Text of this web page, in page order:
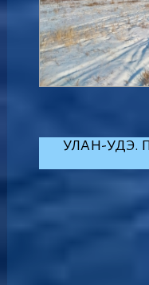
УЛАН-УДЭ.